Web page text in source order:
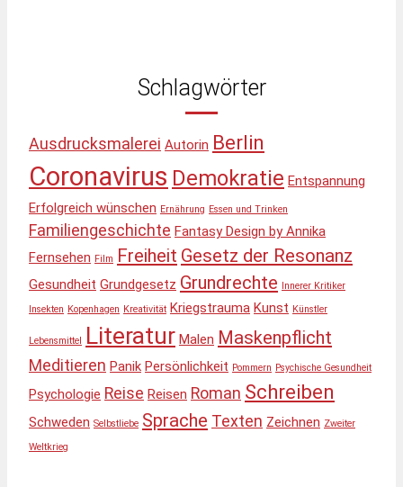
Schlagwörter
Ausdrucksmalerei Autorin Berlin
Coronavirus Demokratie Entspannung
Erfolgreich wünschen Ernährung Essen und Trinken
Familiengeschichte Fantasy Design by Annika
Fernsehen Film Freiheit Gesetz der Resonanz
Gesundheit Grundgesetz Grundrechte
Innerer Kritiker
Insekten Kopenhagen Kreativität Kriegstrauma Kunst Künstler
Lebensmittel Literatur Malen Maskenpflicht
Meditieren Panik Persönlichkeit Pommern Psychische Gesundheit
Psychologie Reise Reisen Roman Schreiben
Schweden Selbstliebe Sprache Texten Zeichnen Zweiter
Weltkrieg